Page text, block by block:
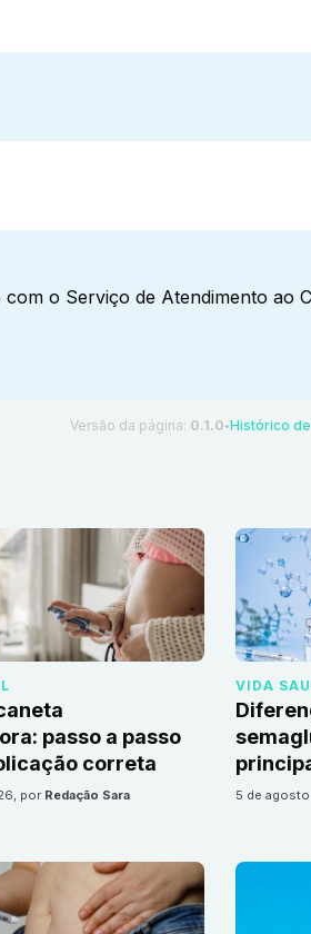
o Serviço de Atendimento ao
Versão da página: 0.1.0 ●Histórico
passo a passo
correta
, por Redação Sara
VIDA
5 de